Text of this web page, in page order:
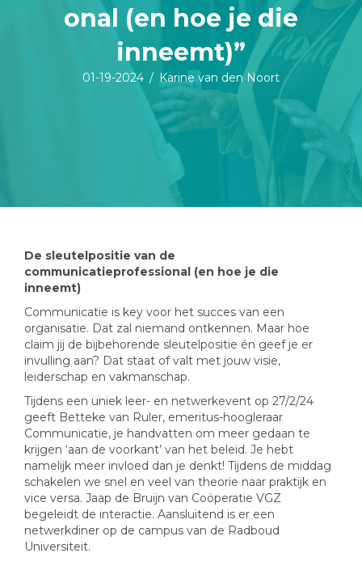
onal (en hoe je die
inneemt)”
01-19-2024 / Karine van den Noort
De sleutelpositie van de
communicatieprofessional (en hoe je die
inneemt)
Communicatie is key voor het succes van een
organisatie. Dat zal niemand ontkennen. Maar hoe
claim jij de bijbehorende sleutelpositie én geef je er
invulling aan? Dat staat of valt met jouw visie,
leiderschap en vakmanschap.
Tijdens een uniek leer- en netwerkevent op 27/2/24
geeft Betteke van Ruler, emeritus-hoogleraar
Communicatie, je handvatten om meer gedaan te
krijgen ‘aan de voorkant’ van het beleid. Je hebt
namelijk meer invloed dan je denkt! Tijdens de middag
schakelen we snel en veel van theorie naar praktijk en
vice versa. Jaap de Bruijn van Coöperatie VGZ
begeleidt de interactie. Aansluitend is er een
netwerkdiner op de campus van de Radboud
Universiteit.